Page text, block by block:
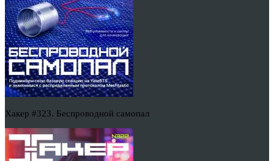
Хакер #323. Беспроводной самопал